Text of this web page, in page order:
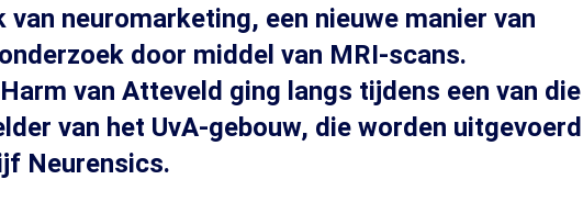
van neuromarketing, een nieuwe manier van
door middel van MRI-scans.
van Atteveld ging langs tijdens een van die
van het UvA-gebouw, die worden uitgevoerd
Neurensics.